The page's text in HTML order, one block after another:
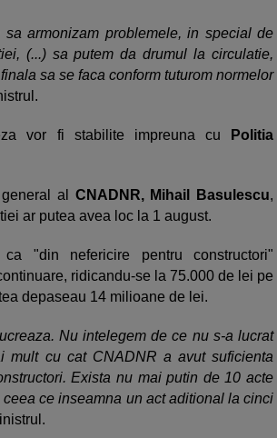
sa armonizam problemele, in special de
(...) sa putem da drumul la circulatie,
sa se faca conform tuturom normelor
vor fi stabilite impreuna cu
Politia
al CNADNR, Mihail Basulescu,
ar putea avea loc la 1 august.
"din nefericire pentru constructori"
ridicandu-se la 75.000 de lei pe
depaseau 14 milioane de lei.
Nu intelegem de ce nu s-a lucrat
mult cu cat CNADNR a avut suficienta
Exista nu mai putin de 10 acte
ce inseamna un act aditional la cinci